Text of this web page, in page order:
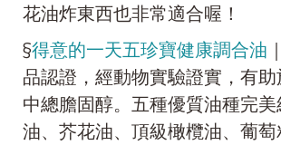
花油炸東西也非常適合喔！
§得意的一天五珍寶健康調合油
品認證，經動物實驗證實，有
中總膽固醇。五種優質油種完
油、芥花油、頂級橄欖油、葡